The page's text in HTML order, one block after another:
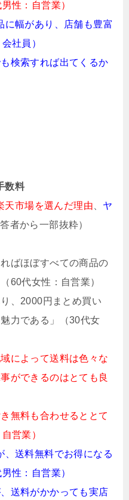
性：自営業）
に幅があり、店舗も豊富
社員）
検索すれば出てくるか
数料
天市場を選んだ理由
ヤ
答者から一部抜粋）
ばほぼすべての商品の
60代女性：自営業）
、2000円まとめ買い
力である」（30代女
によって送料は色々な
ができるのはとても良
無料も合わせるととて
営業）
、送料無料でお得になる
性：自営業）
送料がかかっても実店